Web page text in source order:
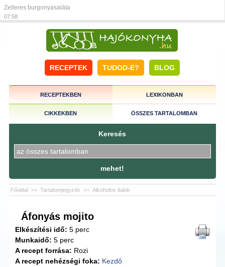
Zelleres burgonyasaláta
07:58
RECEPTEK TUDOD-E? BLOG
RECEPTEKBEN LEXIKONBAN
CIKKEKBEN ÖSSZES TARTALOMBAN
Keresés
mehet!
Főoldal >> Tartalomjegyzék >> Alkoholos italok
Áfonyás mojito
Elkészítési idő: 5 perc
Munkaidő: 5 perc
A recept forrása: Rozi
A recept nehézségi foka: Kezdő